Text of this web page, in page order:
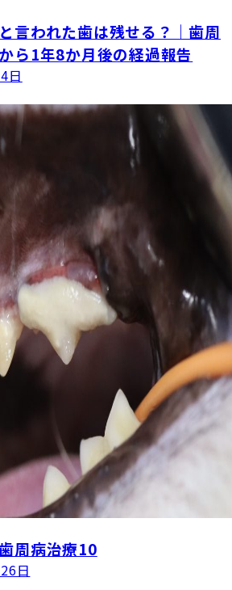
言われた歯は残せる？｜歯周
ら1年8か月後の経過報告
日
周病治療10
日